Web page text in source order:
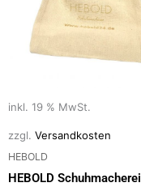
inkl. 19 % MwSt.
zzgl. Versandkosten
HEBOLD
HEBOLD Schuhmacherei